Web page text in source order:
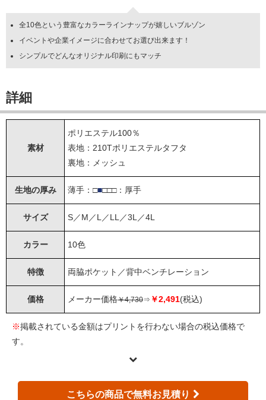
全10色という豊富なカラーラインナップが嬉しいブルゾン
イベントや企業イメージに合わせてお選び出来ます！
シンプルでどんなオリジナル印刷にもマッチ
詳細
素材
ポリエステル100％
表地：210Tポリエステルタフタ
裏地：メッシュ
生地の厚み 薄手：□■□□□：厚手
サイズ S／M／L／LL／3L／4L
カラー 10色
特徴 両脇ポケット／背中ベンチレーション
価格 メーカー価格￥4,730⇒ ￥2,491(税込)
※掲載されている金額はプリントを行わない場合の税込価格で
す。
こちらの商品で無料お見積り